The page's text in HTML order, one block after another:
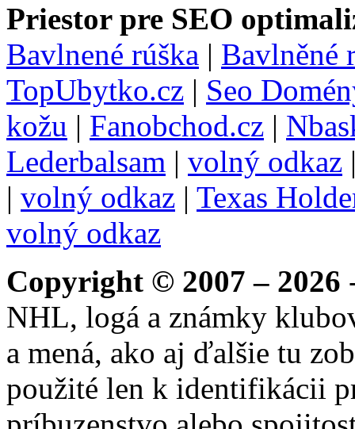
Priestor pre SEO
Bavlnené rúška | Bavlněné
TopUbytko.cz | Seo
kožu | Fanobchod.cz |
Lederbalsam | volný odkaz
| volný odkaz | Texas
volný odkaz
Copyright © 2007 – 2026
NHL, logá a známky
a mená, ako aj ďalšie tu
použité len k identifikácii